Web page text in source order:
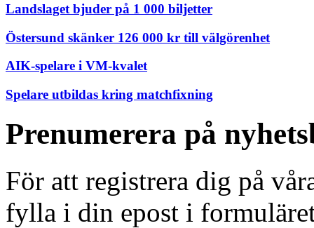
Landslaget bjuder på 1 000 biljetter
Östersund skänker 126 000 kr till välgörenhet
AIK-spelare i VM-kvalet
Spelare utbildas kring matchfixning
Prenumerera på
För att registrera dig på
fylla i din epost i